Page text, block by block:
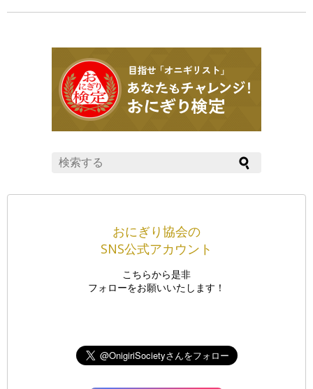
おにぎり協会の
SNS公式アカウント
こちらから是非
フォローをお願いいたします！